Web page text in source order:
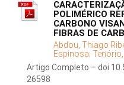
POLIMÉRICO
CARBONO
FIBRAS DE
Abdou, Thiago
Espinosa;
Artigo Completo – doi
26598